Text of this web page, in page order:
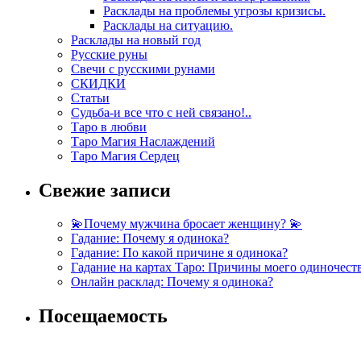
Расклады на проблемы угрозы кризисы.
Расклады на ситуацию.
Расклады на новый год
Русские руны
Свечи с русскими рунами
СКИДКИ
Статьи
Судьба-и все что с ней связано!..
Таро в любви
Таро Магия Наслаждений
Таро Магия Сердец
Свежие записи
💫Почему мужчина бросает женщину? 💫
Гадание: Почему я одинока?
Гадание: По какой причине я одинока?
Гадание на картах Таро: Причины моего
Онлайн расклад: Почему я одинока?
Посещаемость